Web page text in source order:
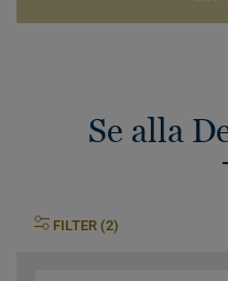
Se alla
FILTER (2)